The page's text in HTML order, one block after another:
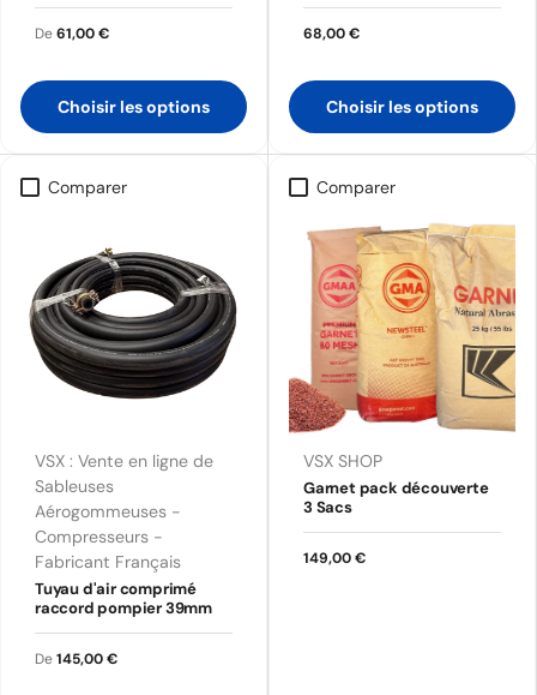
De61,00 €
Choisir les options
68,00 €
Choisir les options
Comparer
VSX : Vente en ligne de
Sableuses
Aérogommeuses -
Compresseurs -
Fabricant Français
Tuyau d'air comprimé
raccord pompier 39mm
De145,00 €
Comparer
VSX SHOP
Garnet pack découverte
3 Sacs
149,00 €